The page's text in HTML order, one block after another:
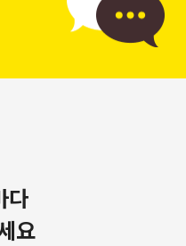
다
요